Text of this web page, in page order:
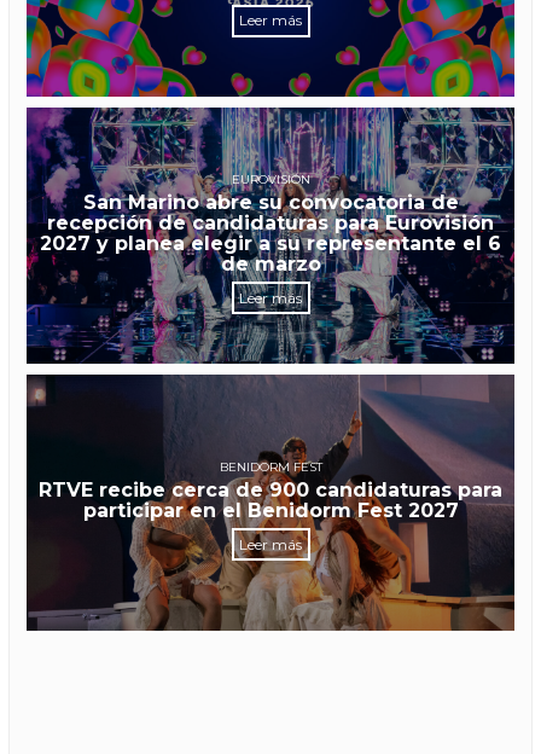
Leer más
EUROVISIÓN
San Marino abre su convocatoria de
recepción de candidaturas para Eurovisión
2027 y planea elegir a su representante el 6
de marzo
Leer más
BENIDORM FEST
RTVE recibe cerca de 900 candidaturas para
participar en el Benidorm Fest 2027
Leer más